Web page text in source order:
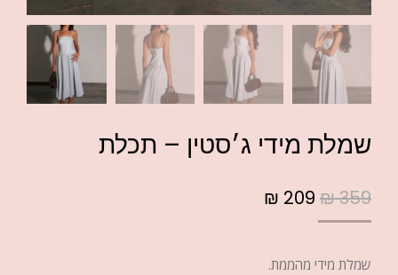
שמלת מידי ג׳סטין – תכלת
₪359
₪ 209
שמלת מידי מהממת.